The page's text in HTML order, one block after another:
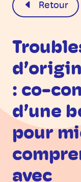
Retour
: co-
d’une
pour
avec